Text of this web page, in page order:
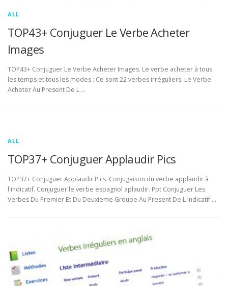
ALL
TOP43+ Conjuguer Le Verbe Acheter
Images
TOP43+ Conjuguer Le Verbe Acheter Images. Le verbe acheter à tous
les temps et tous les modes : Ce sont 22 verbes irréguliers. Le Verbe
Acheter Au Present De L …
ALL
TOP37+ Conjuguer Applaudir Pics
TOP37+ Conjuguer Applaudir Pics. Conjugaison du verbe applaudir à
l'indicatif. Conjuguer le verbe espagnol aplaudir. Ppt Conjuguer Les
Verbes Du Premier Et Du Deuxieme Groupe Au Present De L Indicatif …